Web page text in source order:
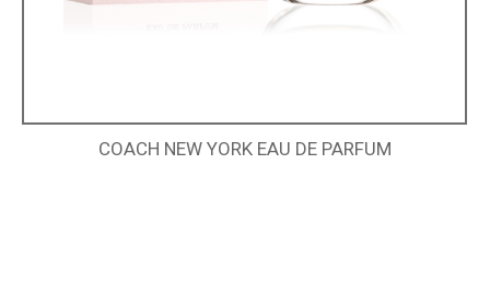
COACH NEW YORK EAU DE PARFUM